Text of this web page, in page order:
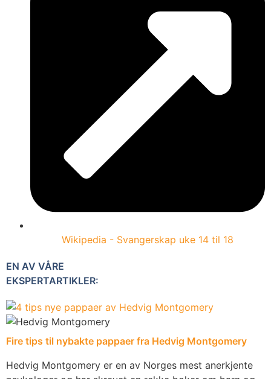
Wikipedia - Svangerskap uke 14 til 18
EN AV VÅRE
EKSPERTARTIKLER:
Fire tips til nybakte pappaer fra Hedvig Montgomery
Hedvig Montgomery er en av Norges mest anerkjente